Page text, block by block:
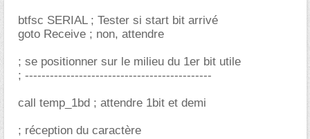
btfsc SERIAL ; Tester si start bit arrivé
goto Receive ; non, attendre
; se positionner sur le milieu du 1er bit utile
; ---------------------------------------------
call temp_1bd ; attendre 1bit et demi
; réception du caractère